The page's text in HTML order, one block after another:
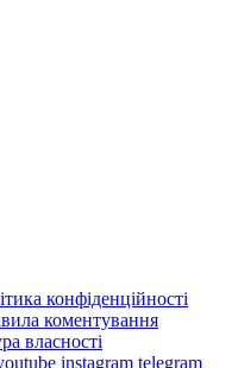
конфіденційності
коментування
власності
instagram telegram